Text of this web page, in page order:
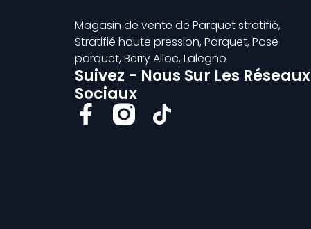
Magasin de vente de Parquet stratifié,
Stratifié haute pression, Parquet, Pose
parquet, Berry Alloc, Lalegno
Suivez - Nous Sur Les Réseaux
Sociaux